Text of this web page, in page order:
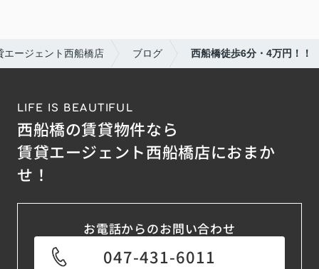
エージェント西船橋店 ブログ 西船橋徒歩6分・4万円！！
LIFE IS BEAUTIFUL
西船橋の賃貸物件なら
賃貸エージェント西船橋店におまか
せ！
お電話からのお問い合わせ
047-431-6011